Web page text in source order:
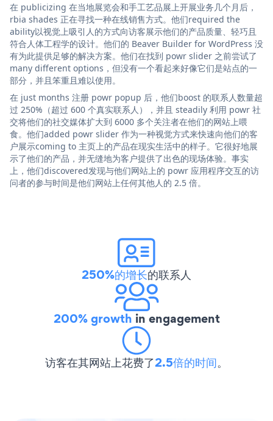
在 publicizing 在当地展览会和手工艺品展上开展业务几个月后，
rbia shades 正在寻找一种在线销售方式。他们required the
ability以视觉上吸引人的方式向访客展示他们的产品质量、轻巧且
符合人体工程学的设计。他们的 Beaver Builder for WordPress 没
有为此提供足够的解决方案。他们在找到 powr slider 之前尝试了
many different options，但没有一个看起来好像它们是站点的一
部分，并且笨重且难以使用。
在 just months 注册 powr popup 后，他们boost 的联系人数量超
过 250%（超过 600 个真实联系人），并且 steadily 利用 powr 社
交将他们的社交媒体扩大到 6000 多个关注者在他们的网站上喂
食。他们added powr slider 作为一种视觉方式来快速向他们的客
户展示coming to 主页上的产品在现实生活中的样子。它很好地展
示了他们的产品，并无缝地为客户提供了出色的现场体验。事实
上，他们discovered发现与他们网站上的 powr 应用程序交互的访
问者的参与时间是他们网站上任何其他人的 2.5 倍。
250%的增长的联系人
200% growth in engagement
访客在其网站上花费了2.5倍的时间。